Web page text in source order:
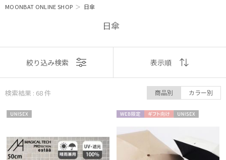
MOONBAT ONLINE SHOP ＞ 日傘
日傘
表示
おすすめ
価格の高い
順
絞り込み検索 表示順
検索結果 : 68件 商品別 カラー別
定
向け